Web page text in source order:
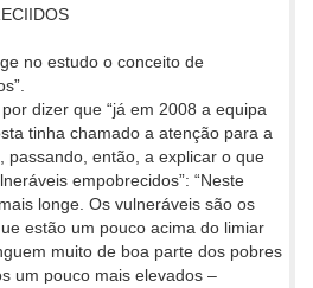
no estudo o conceito de
dizer que “já em 2008 a equipa
tinha chamado a atenção para a
passando, então, a explicar o que
empobrecidos”: “Neste
longe. Os vulneráveis são os
estão um pouco acima do limiar
muito de boa parte dos pobres
um pouco mais elevados –